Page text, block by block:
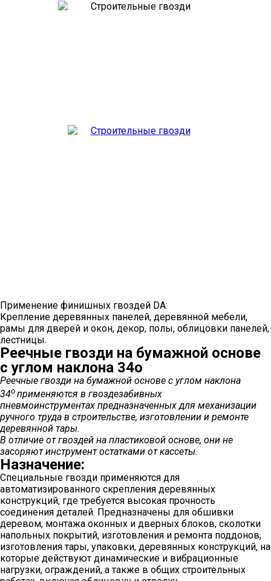
Применение финишных гвоздей DA:
Крепление деревянных панелей, деревянной мебели,
рамы для дверей и окон, декор, полы, облицовки панелей,
лестницы.
Реечные гвозди на бумажной основе
с углом наклона 34о
Реечные гвозди на бумажной основе с углом наклона
34о применяются в гвоздезабивных
пневмоинструментах предназначенных для механизации
ручного труда в строительстве, изготовлении и ремонте
деревянной тары.
В отличие от гвоздей на пластиковой основе, они не
засоряют инструмент остатками от кассеты.
Назначение:
Специальные гвозди применяются для
автоматизированного скрепления деревянных
конструкций, где требуется высокая прочность
соединения деталей. Предназначены для обшивки
деревом, монтажа оконных и дверных блоков, сколотки
напольных покрытий, изготовления и ремонта поддонов,
изготовления тары, упаковки, деревянных конструкций, на
которые действуют динамические и вибрационные
нагрузки, ограждений, а также в общих строительных